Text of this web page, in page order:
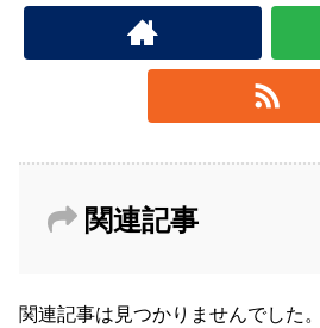
関連記事
関連記事は見つかりませんでした。